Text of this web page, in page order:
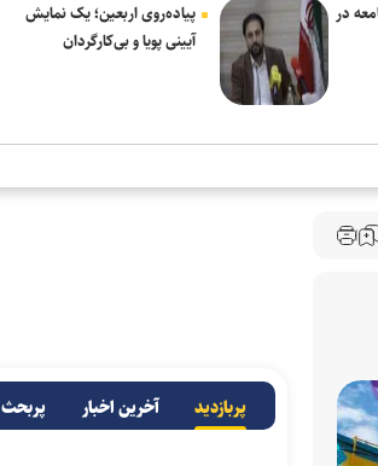
در
پیاده‌روی اربعین؛ یک نمایش
آیینی پویا و بی‌کارگردان
پربازدید آخرین اخبار پربحث